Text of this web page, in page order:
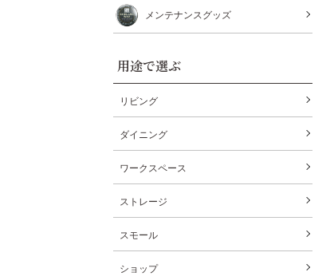
メンテナンスグッズ
用途で選ぶ
リビング
ダイニング
ワークスペース
ストレージ
スモール
ショップ